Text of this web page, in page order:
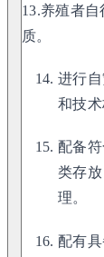
13.养殖者
质。
进行
和技术
配备
类存
理。
配有